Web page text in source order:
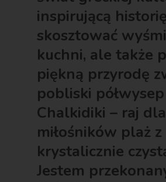
inspirującą
skosztować
kuchni, ale także
piękną przyrodę
pobliski półwysep
Chalkidiki – raj dla
miłośników plaż z
krystalicznie
Jestem